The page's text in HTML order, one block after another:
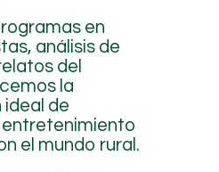
en
análisis de
del
la
de
el mundo rural.